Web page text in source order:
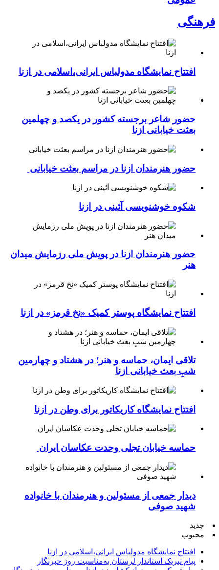
فرهنگی
افتتاح نمایشگاه مدولباس ایرانی،اسلامی در ازنا
حضور شاعر برجسته کشور در یکصد و چهلمین
بعثت خیابانی ازنا
حضور هنرمندان ازنا در مراسم بعثت خیابانی
شکوه خوشنویسی آئینی در ازنا
حضور هنرمندان ازنا در پویش ملی رزمایش میدان
هنر
افتتاح نمایشگاه پوستر کمیک «نخ قرمز» در ازنا
تلاقی ایمان، حماسه و هنر؛ در هشتاد و چهارمین
شبِ بعث خیابانی ازنا
افتتاح نمایشگاه کاریکاتور برای وطن در ازنا
حماسه خیابان تجلی وحدت عکاسان ایران
دیدار جمعی از مسئولین و هنرمندان با خانواده
شهید صوفی
جدید
محبوب
افتتاح نمایشگاه مدولباس ایرانی،اسلامی در ازنا
پیام تبریک استاندار لرستان به‌مناسبت روز خبرنگار